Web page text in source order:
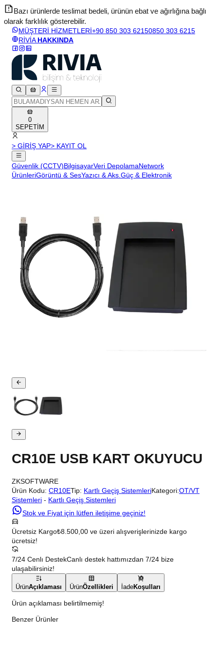
Bazı ürünlerde teslimat bedeli, ürünün ebat ve ağırlığına bağlı
olarak farklılık gösterebilir.
MÜŞTERİ HİZMETLERİ+90 850 303 62150850 303 6215
RİVİA HAKKINDA
0
SEPETİM
> GİRİŞ YAP> KAYIT OL
Güvenlik (CCTV)BilgisayarVeri DepolamaNetwork
ÜrünleriGörüntü & SesYazıcı & Aks.Güç & Elektronik
CR10E USB KART OKUYUCU
ZKSOFTWARE
Ürün Kodu: CR10ETip: Kartlı Geçiş SistemleriKategori:OT/VT
Sistemleri - Kartlı Geçiş Sistemleri
Stok ve Fiyat için lütfen iletişime geçiniz!
Ücretsiz Kargo₺8.500,00 ve üzeri alışverişlerinizde kargo
ücretsiz!
7/24 Cenlı DestekCanlı destek hattımızdan 7/24 bize
ulaşabilirsiniz!
ÜrünAçıklaması ÜrünÖzellikleri İadeKoşulları
Ürün açıklaması belirtilmemiş!
Benzer Ürünler